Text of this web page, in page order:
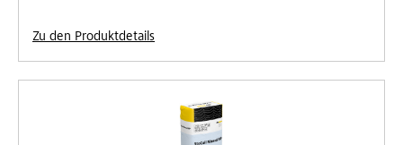
Zu den Produktdetails